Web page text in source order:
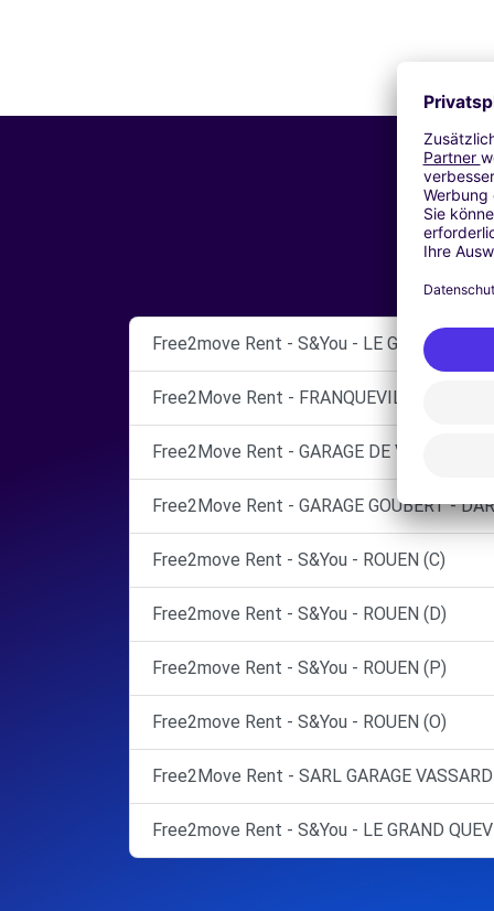
Free2move Rent - S&You - LE GRAND
Free2Move Rent - FRANQUEVILLE AUTO -
Free2Move Rent - GARAGE DE VERDUN -
Free2Move Rent - GARAGE GOUBERT -
Free2move Rent - S&You - ROUEN (C)
Free2move Rent - S&You - ROUEN (D)
Free2move Rent - S&You - ROUEN (P)
Free2move Rent - S&You - ROUEN (O)
Free2Move Rent - SARL GARAGE
Free2move Rent - S&You - LE GRAND